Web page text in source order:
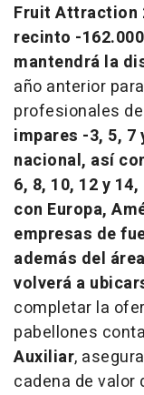
Fruit Attraction
recinto -
mantendrá la
año anterior
profesionales
impares -3, 5, 7
nacional, así
6, 8, 10, 12 y 14,
con Europa,
empresas de
además del
volverá a
completar la
pabellones
Auxiliar,
cadena de valor